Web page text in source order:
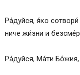
Ра́­дуй­ся, я́ко
ни­че жи́з­ни и
Ра́­дуй­ся, Ма́­ти